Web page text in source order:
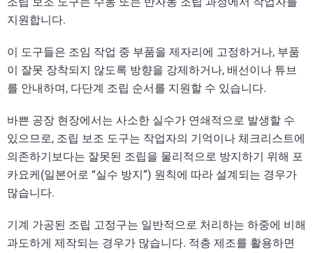
지원합니다.
이 도구들은 조임 작업 중 부품을 제자리에 고정하거나, 부품
이 잘못 장착되지 않도록 방향을 강제하거나, 배선이나 튜브
를 안내하며, 다단계 조립 순서를 지원할 수 있습니다.
바쁜 공장 현장에서는 사소한 실수가 연쇄적으로 발생할 수
있으므로, 조립 보조 도구는 작업자의 기억이나 체크리스트에
의존하기보다는 잘못된 조립을 물리적으로 방지하기 위해 포
카요케(일본어로 “실수 방지”) 원칙에 따라 설계되는 경우가
많습니다.
기계 가공된 조립 고정구는 일반적으로 처리하는 하중에 비해
과도하게 제작되는 경우가 많습니다. 적층 제조를 활용하면